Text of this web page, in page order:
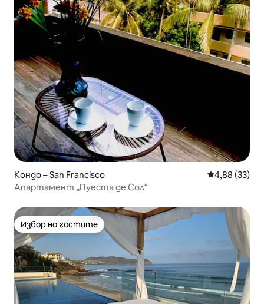
Кондо – San Francisco Средна
4,88 (33)
Апартамент „Пуеста де Сол“
Избор на гостите
Избор на гостите